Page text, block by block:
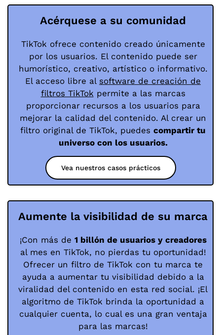
Acérquese a su comunidad
TikTok ofrece contenido creado únicamente
por los usuarios. El contenido puede ser
humorístico, creativo, artístico o informativo.
El acceso libre al software de creación de
filtros TikTok permite a las marcas
proporcionar recursos a los usuarios para
mejorar la calidad del contenido. Al crear un
filtro original de TikTok, puedes compartir tu
universo con los usuarios.
Vea nuestros casos prácticos
Aumente la visibilidad de su marca
¡Con más de 1 billón de usuarios y creadores
al mes en TikTok, no pierdas tu oportunidad!
Ofrecer un filtro de TikTok con tu marca te
ayuda a aumentar tu visibilidad debido a la
viralidad del contenido en esta red social. ¡El
algoritmo de TikTok brinda la oportunidad a
cualquier cuenta, lo cual es una gran ventaja
para las marcas!